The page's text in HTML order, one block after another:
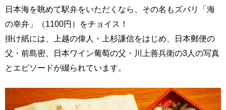
日本海を眺めて駅弁をいただくなら、その名もズバリ「海
の幸弁」（1100円）をチョイス！
掛け紙には、上越の偉人・上杉謙信をはじめ、日本郵便の
父・前島密、日本ワイン葡萄の父・川上善兵衛の3人の写真
とエピソードが綴られています。